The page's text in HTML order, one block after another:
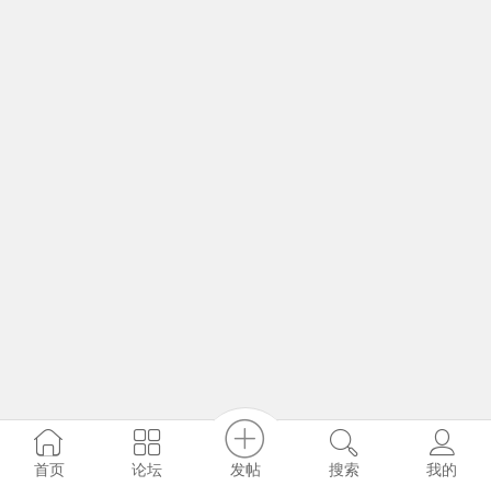
首页 论坛 发帖 搜索 我的